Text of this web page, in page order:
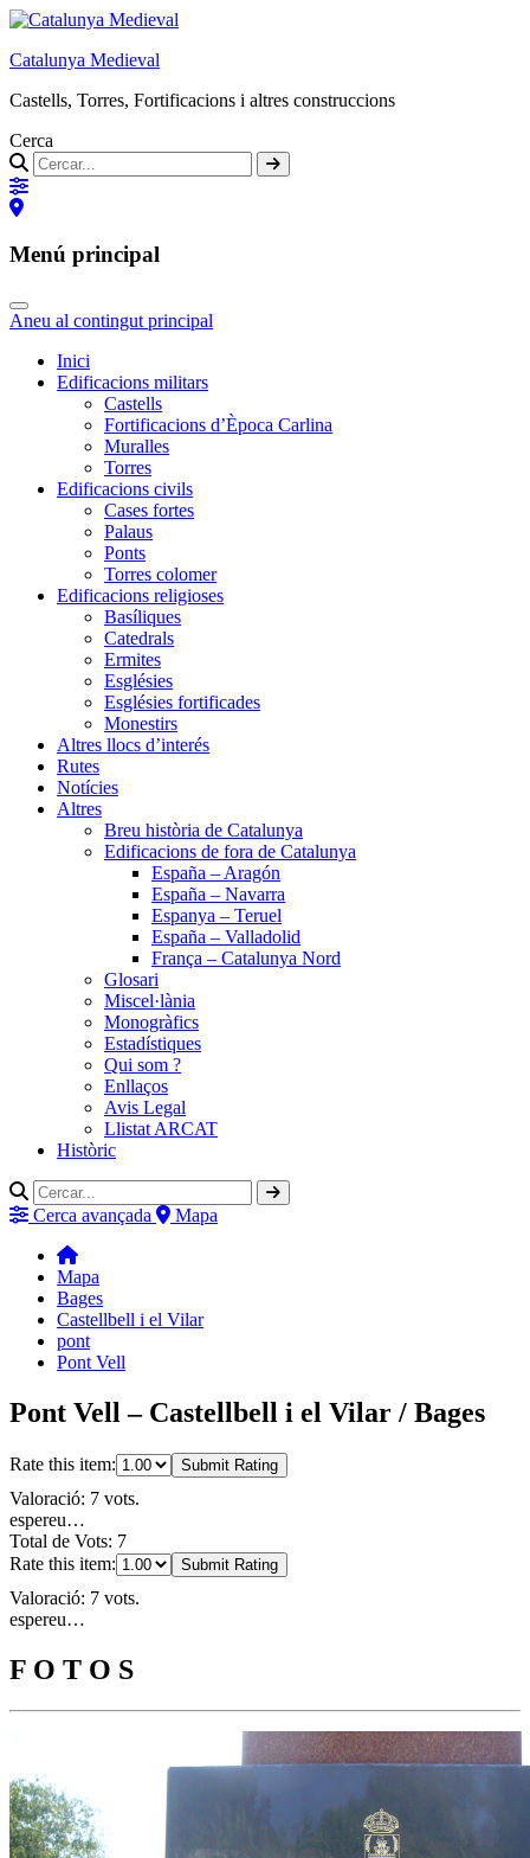
Catalunya Medieval
Castells, Torres, Fortificacions i altres construccions
Cerca
Menú principal
Aneu al contingut principal
Inici
Edificacions militars
Castells
Fortificacions d’Època Carlina
Muralles
Torres
Edificacions civils
Cases fortes
Palaus
Ponts
Torres colomer
Edificacions religioses
Basíliques
Catedrals
Ermites
Esglésies
Esglésies fortificades
Monestirs
Altres llocs d’interés
Rutes
Notícies
Altres
Breu història de Catalunya
Edificacions de fora de Catalunya
España – Aragón
España – Navarra
Espanya – Teruel
España – Valladolid
França – Catalunya Nord
Glosari
Miscel·lània
Monogràfics
Estadístiques
Qui som ?
Enllaços
Avis Legal
Llistat ARCAT
Històric
Cerca avançada Mapa
Mapa
Bages
Castellbell i el Vilar
pont
Pont Vell
Pont Vell – Castellbell i el Vilar / Bages
Rate this item: Submit Rating
Valoració: 7 vots.
espereu…
Total de Vots: 7
Rate this item:
Submit Rating
Valoració: 7 vots.
espereu…
F O T O S